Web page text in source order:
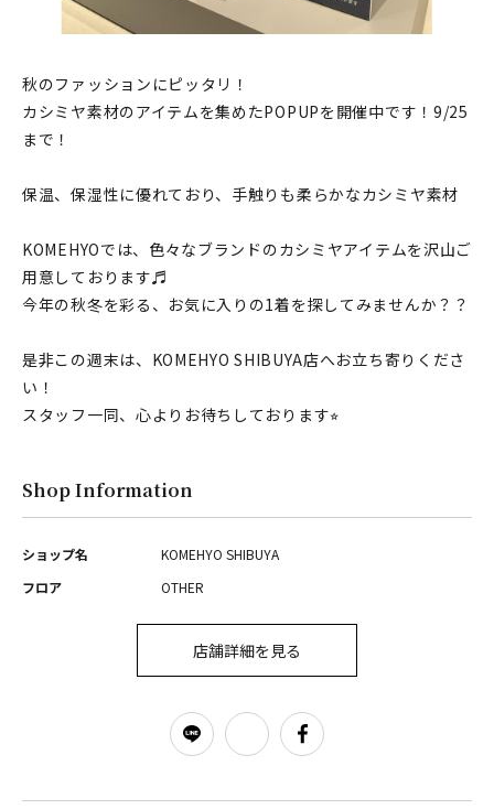
秋のファッションにピッタリ！
カシミヤ素材のアイテムを集めたPOPUPを開催中です！9/25
まで！
保温、保湿性に優れており、手触りも柔らかなカシミヤ素材
KOMEHYOでは、色々なブランドのカシミヤアイテムを沢山ご
用意しております♬
今年の秋冬を彩る、お気に入りの1着を探してみませんか？？
是非この週末は、KOMEHYO SHIBUYA店へお立ち寄りくださ
い！
スタッフ一同、心よりお待ちしております⭐︎
Shop Information
ショップ名
KOMEHYO SHIBUYA
フロア
OTHER
店舗詳細を見る